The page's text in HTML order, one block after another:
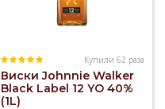
Купили 62 раза
Виски Johnnie Walker
Black Label 12 YO 40%
(1L)